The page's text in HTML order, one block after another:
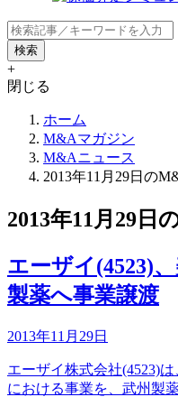
+
閉じる
ホーム
M&Aマガジン
M&Aニュース
2013年11月29日の
2013年11月29日
エーザイ(4523)
製薬へ事業譲渡
2013年11月29日
エーザイ株式会社(4523)
における事業を、武州製